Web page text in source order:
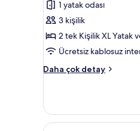
detay
Deniz
Manzaralı
(2
adults
1
tüm
1 yatak odası
3 kişilik
2 tek Kişilik XL Yatak
Ücretsiz kablosuz
Daha çok detay
Tek
Kısmi
Deniz
Family